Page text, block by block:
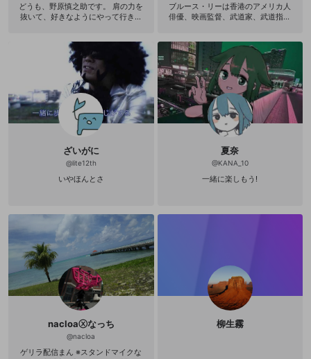
どうも、野原慎之助です。 肩の力を
抜いて、好きなようにやって行きま
ブルース・リーは香港のアメリカ人
俳優、映画監督、武道家、武道指導
である「截拳道（ジークンドー）」
の創始者であり、現代の総合格闘技
（MMA）の道を切り開いたとされて
いる。リーは自ら創出した武道であ
る「截拳道」の理論家＝体系化をも
くろみ、それについての膨大な数の
メモやイラストを遺している。日本
人の武道家が、リーの遺した截拳道
に関するファイルを、1980年に『魂
ている。その書物の一章で、リー
は、従来の「武道」がその原理とし
ものを第一に批判している。「絶え
欠き闘うのの身振りや思考を限定し
試みたとき体系化によって導き出さ
れる形式つまりある種の型をもって
しまうことをまぬかれない。『魂の
武器』における第二章は「肉体の武
器」と題され、拳による打撃や蹴り
などの技法が写真やイラストをまじ
えていくつもの例を提示しながら細
ざいがに
@lite12th
いやほんとさ
夏奈
@KANA_10
一緒に楽しもう!
nacloaⓧなっち
@nacloa
ゲリラ配信まん ※スタンドマイクな
柳生霧
OPENREC.tv アカウントは mellow-fan
OPENREC.tvアカウントはmellow-fanア